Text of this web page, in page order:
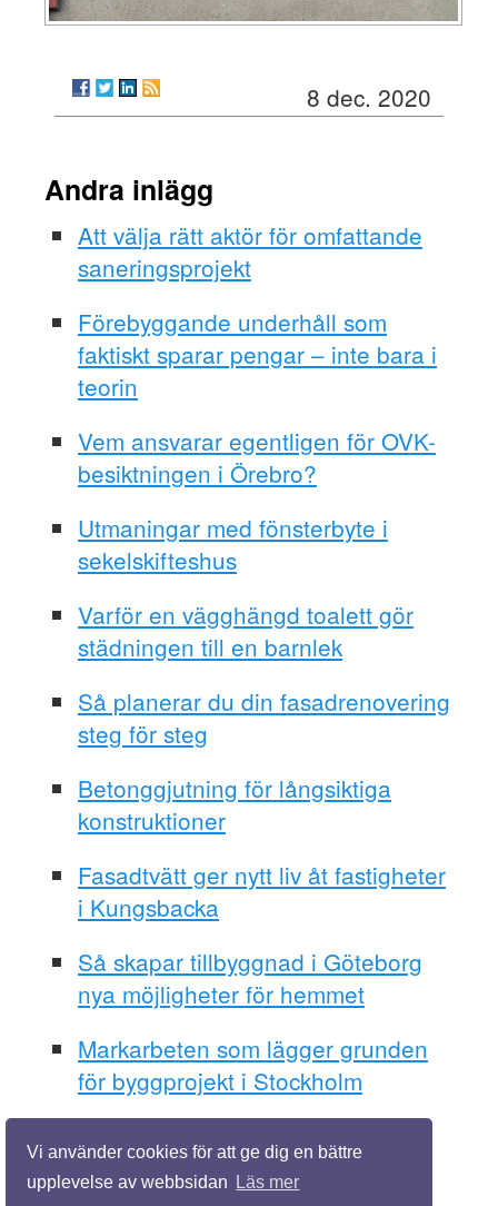
Vi använder cookies för att ge dig en bättre
upplevelse av webbsidan
Läs mer
8 dec. 2020
Andra inlägg
Att välja rätt aktör för omfattande
saneringsprojekt
Förebyggande underhåll som
faktiskt sparar pengar – inte bara i
teorin
Vem ansvarar egentligen för OVK-
besiktningen i Örebro?
Utmaningar med fönsterbyte i
sekelskifteshus
Varför en vägghängd toalett gör
städningen till en barnlek
Så planerar du din fasadrenovering
steg för steg
Betonggjutning för långsiktiga
konstruktioner
Fasadtvätt ger nytt liv åt fastigheter
i Kungsbacka
Så skapar tillbyggnad i Göteborg
nya möjligheter för hemmet
Markarbeten som lägger grunden
för byggprojekt i Stockholm